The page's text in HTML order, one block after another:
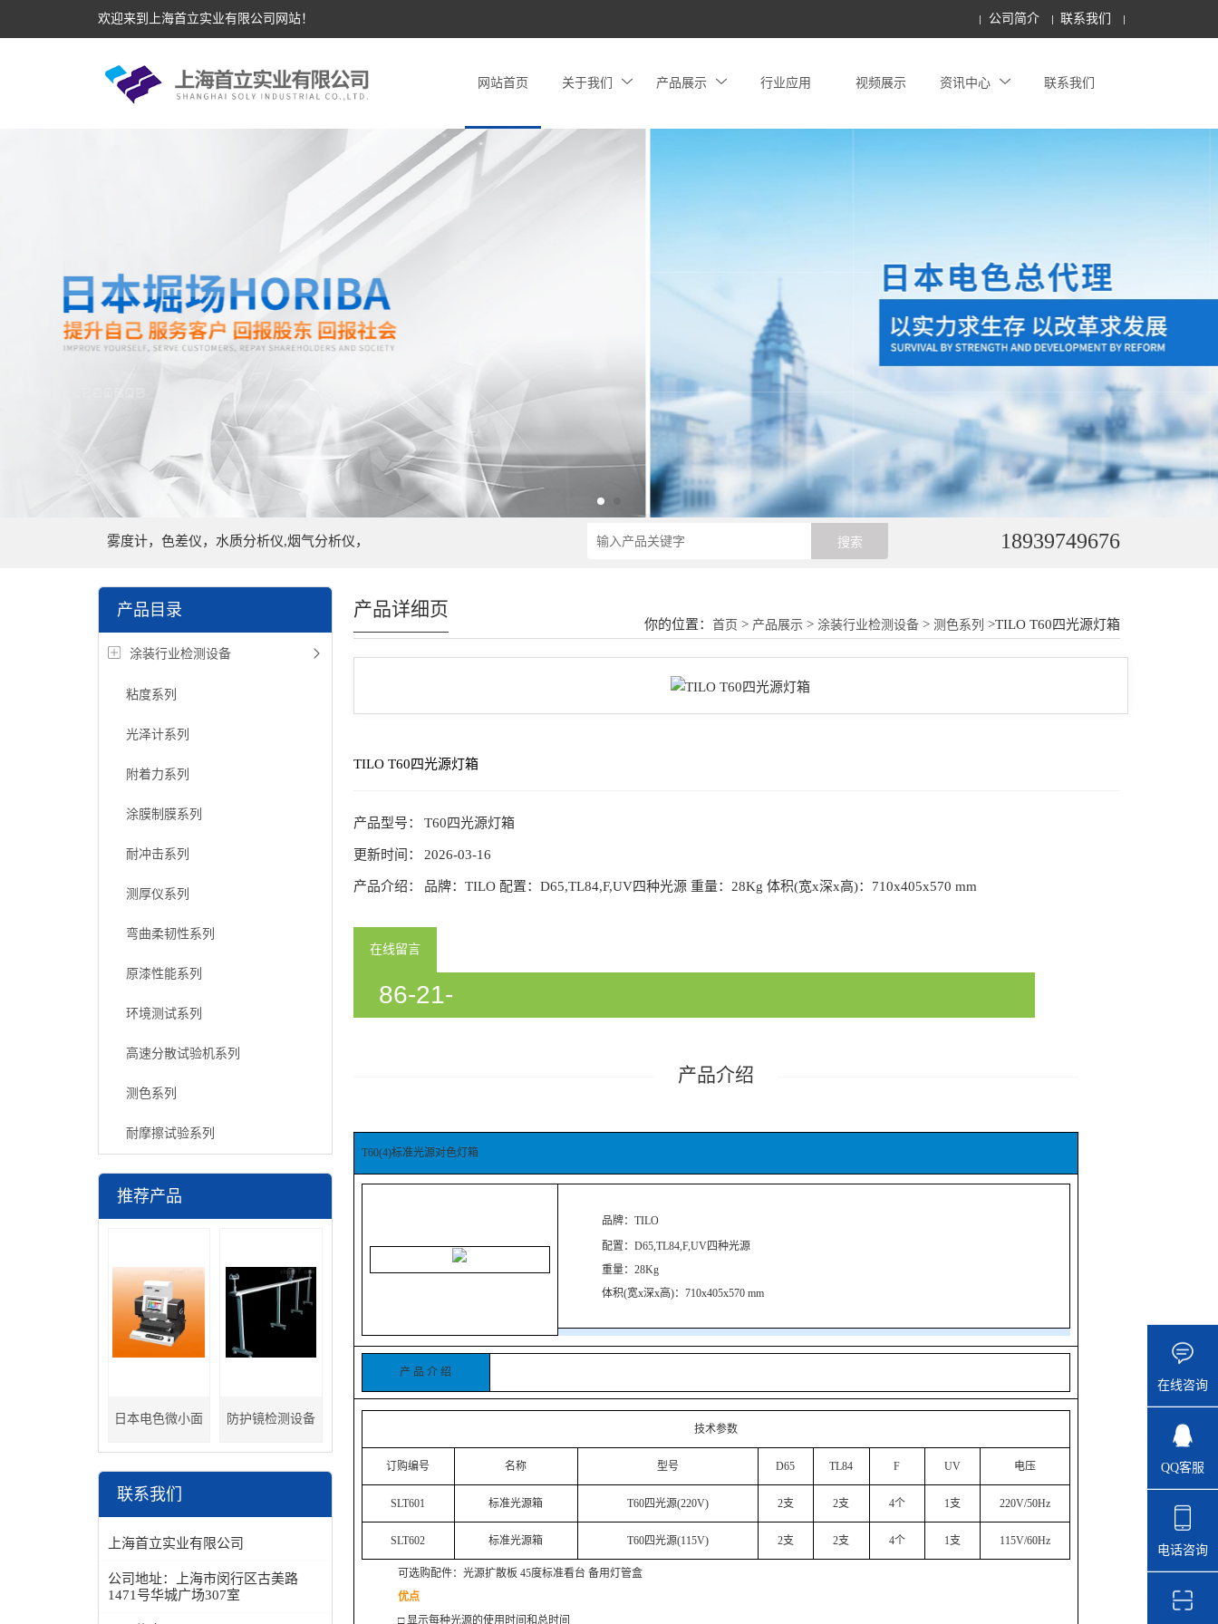
欢迎来到上海首立实业有限公司网站！ 公司简介 联系我们
网站首页 关于我们 产品展示 行业应用 视频展示 资讯中心 联系我们
雾度计，色差仪，水质分析仪,烟气分析仪， 18939749676
产品目录
涂装行业检测设备
粘度系列
光泽计系列
附着力系列
涂膜制膜系列
耐冲击系列
测厚仪系列
弯曲柔韧性系列
原漆性能系列
环境测试系列
高速分散试验机系列
测色系列
耐摩擦试验系列
推荐产品
日本电色微小面 防护镜检测设备
联系我们
上海首立实业有限公司
公司地址：
上海市闵行区古美路
1471号华城广场307室
你的位置：首页 > 产品展示 >涂装行业检测设备 > 测色系列 >TILO T60四光源灯箱
产品详细页
TILO T60四光源灯箱
产品型号： T60四光源灯箱
更新时间： 2026-03-16
产品介绍： 品牌：TILO 配置：D65,TL84,F,UV四种光源 重量：28Kg 体积(宽x深x高)：710x405x570 mm
在线留言
86-21-
产品介绍
T60(4)标准光源对色灯箱
品牌：TILO
配置：D65,TL84,F,UV四种光源
重量：28Kg
体积(宽x深x高)：710x405x570 mm
产 品 介 绍
技术参数
订购编号 名称 型号 D65 TL84 F UV 电压
SLT601 标准光源箱 T60四光源(220V) 2支 2支 4个 1支 220V/50Hz
SLT602 标准光源箱 T60四光源(115V) 2支 2支 4个 1支 115V/60Hz
可选购配件：光源扩散板 45度标准看台 备用灯管盒
优点
□ 显示每种光源的使用时间和总时间
在线咨询
QQ客服
电话咨询